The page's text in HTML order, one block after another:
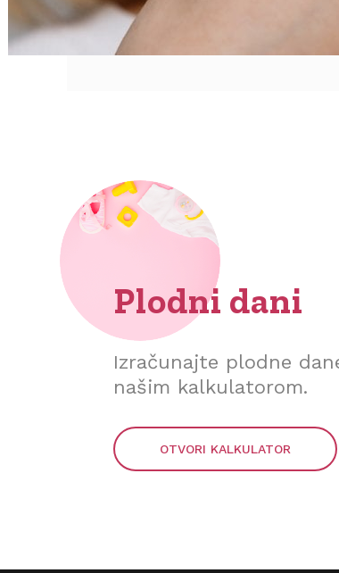
Plodni dani
Izračunajte plodne
našim kalkulatorom.
OTVORI KALKULATOR